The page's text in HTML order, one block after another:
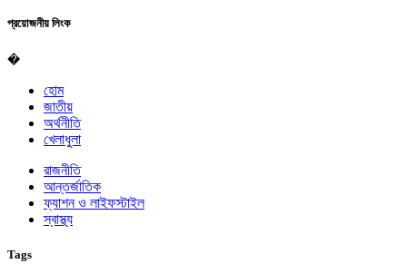
প্রয়োজনীয় লিংক
�
হোম
জাতীয়
অর্থনীতি
খেলাধুলা
রাজনীতি
আন্তর্জাতিক
ফ্যাশন ও লাইফস্টাইল
স্বাস্থ্য
Tags